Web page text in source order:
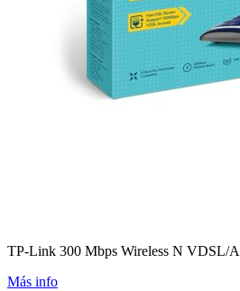
TP-Link 300 Mbps Wireless N VDSL/
Más info